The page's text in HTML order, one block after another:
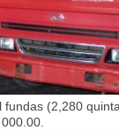
(2,280